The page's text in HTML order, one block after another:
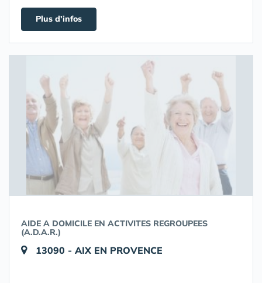
Plus d'infos
AIDE A DOMICILE EN ACTIVITES REGROUPEES
(A.D.A.R.)
13090 - AIX EN PROVENCE